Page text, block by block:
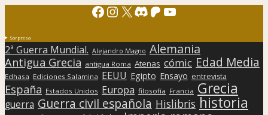
Facebook
Instagram
X Discord
Patreon
YouTube
Sorpresa
2ª Guerra Mundial. Alejandro Magno Alemania
Antigua Grecia antigua Roma Atenas cómic Edad Media
Edhasa Ediciones Salamina EEUU Egipto Ensayo entrevista
España Estados Unidos Europa filosofía Francia Grecia
guerra Guerra civil española Hislibris historia